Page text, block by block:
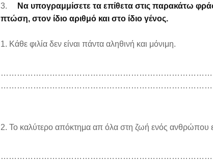
3.
Να υπογραμμίσετε τα επίθετα στις παρακάτω
πτώση, στον ίδιο αριθμό και στο ίδιο γένος.
1. Κάθε φιλία δεν είναι πάντα αληθινή και μόνιμη.
2. Το καλύτερο απόκτημα απ όλα στη ζωή ενός ανθρώπου